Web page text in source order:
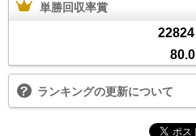
単勝回収率賞
22824
80.0
ランキングの更新について